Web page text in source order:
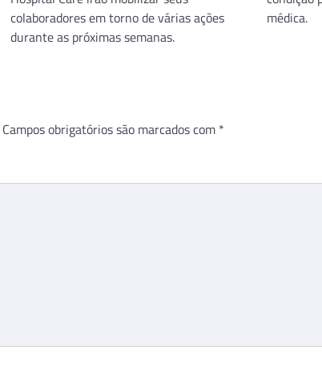
colaboradores em torno de várias ações
durante as próximas semanas.
médica.
Campos obrigatórios são marcados com *